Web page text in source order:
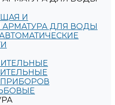
И
ДЛЯ ВОДЫ